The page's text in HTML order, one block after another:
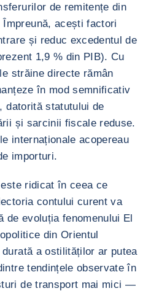
de remitențe din
Împreună, acești factori
și reduc excedentul de
1,9 % din PIB). Cu
străine directe rămân
în mod semnificativ
datorită statutului de
și sarcinii fiscale reduse.
internaționale acopereau
importuri.
ridicat în ceea ce
contului curent va
de evoluția fenomenului El
din Orientul
a ostilităților ar putea
tendințele observate în
de transport mai mici —